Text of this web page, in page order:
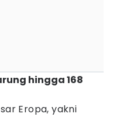
hingga 168
Eropa, yakni